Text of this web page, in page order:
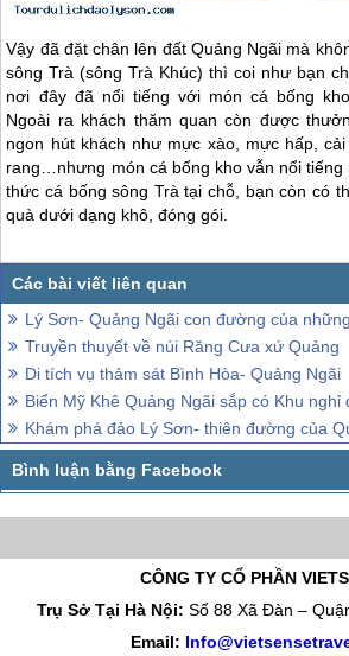
Vậy đã đặt chân lên đất Quảng Ngãi mà
sông Trà (sông Trà Khúc) thì coi như bạn
nơi đây đã nổi tiếng với món cá bống
Ngoài ra khách thăm quan còn được
ngon hút khách như mực xào, mực hấp,
rang…nhưng món cá bống kho vẫn nổi tiếng
thức cá bống sông Trà tại chỗ, bạn còn có
quà dưới dạng khô, đóng gói.
Lý Sơn- Quảng Ngãi con đường của
Truyền thuyết về núi Răng Cưa xứ Quảng
Di tích vụ thảm sát Bình Hòa- Quảng Ngãi
Biển Mỹ Khê Quảng Ngãi sắp có Khu nghỉ
Khám phá đảo Lý Sơn- thiên đường của
CÔNG TY CỔ PHẦN
Trụ Sở Tại Hà Nội: Số 88 Xã Đàn –
Email: